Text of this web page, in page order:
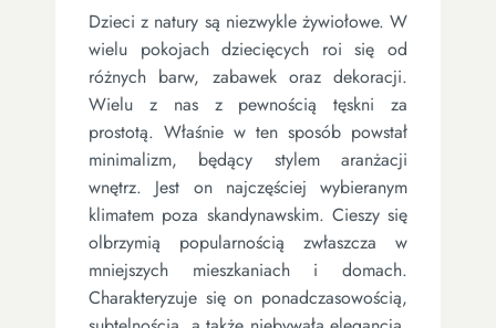
Dzieci z natury są niezwykle żywiołowe. W
wielu pokojach dziecięcych roi się od
różnych barw, zabawek oraz dekoracji.
Wielu z nas z pewnością tęskni za
prostotą. Właśnie w ten sposób powstał
minimalizm, będący stylem aranżacji
wnętrz. Jest on najczęściej wybieranym
klimatem poza skandynawskim. Cieszy się
olbrzymią popularnością zwłaszcza w
mniejszych mieszkaniach i domach.
Charakteryzuje się on ponadczasowością,